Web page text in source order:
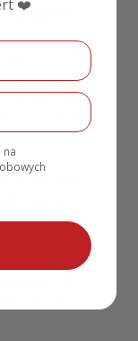
statuetki
upamiętnić
sposobem
nasze
lubWiktora
na
wieczoru”!
materiałów z
i trwałe
wielu wnętrz.
❤️
na